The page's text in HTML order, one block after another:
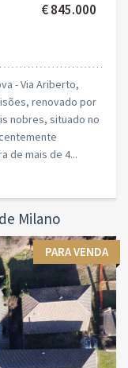
€ 845.000
- Via Ariberto,
renovado por
nobres, situado no
de mais de 4...
Milano
PARA VENDA